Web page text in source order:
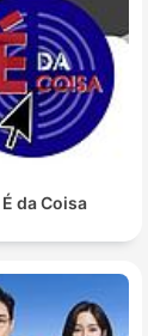
É da Coisa